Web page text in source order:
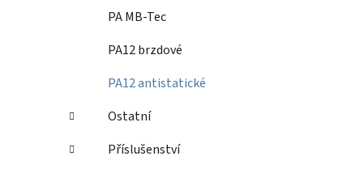
PA MB-Tec
PA12 brzdové
PA12 antistatické
Ostatní
Příslušenství